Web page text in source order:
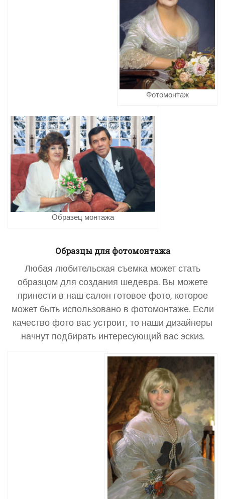
Фотомонтаж
Образец монтажа
Образцы для фотомонтажа
Любая любительская съемка может стать
образцом для создания шедевра. Вы можете
принести в наш салон готовое фото, которое
может быть использовано в фотомонтаже. Если
качество фото вас устроит, то наши дизайнеры
начнут подбирать интересующий вас эскиз.